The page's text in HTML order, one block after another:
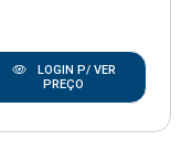
LOGIN P/ VER
PREÇO